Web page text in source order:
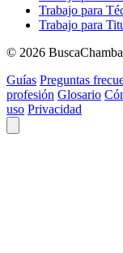
Trabajo para
Trabajo para
© 2026 BuscaChamba
Guías Preguntas
profesión Glosario
uso Privacidad